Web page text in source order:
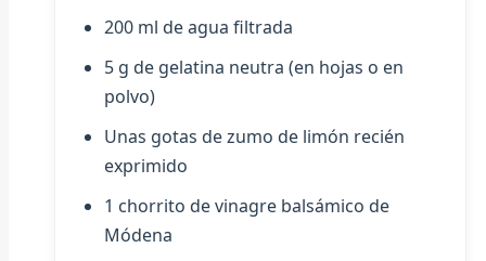
200 ml de agua filtrada
5 g de gelatina neutra (en hojas o en
polvo)
Unas gotas de zumo de limón recién
exprimido
1 chorrito de vinagre balsámico de
Módena